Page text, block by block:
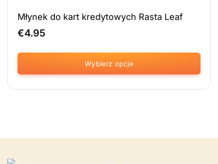
Młynek do kart kredytowych Rasta Leaf
€4.95
Wybierz opcje
Ten
produkt
można